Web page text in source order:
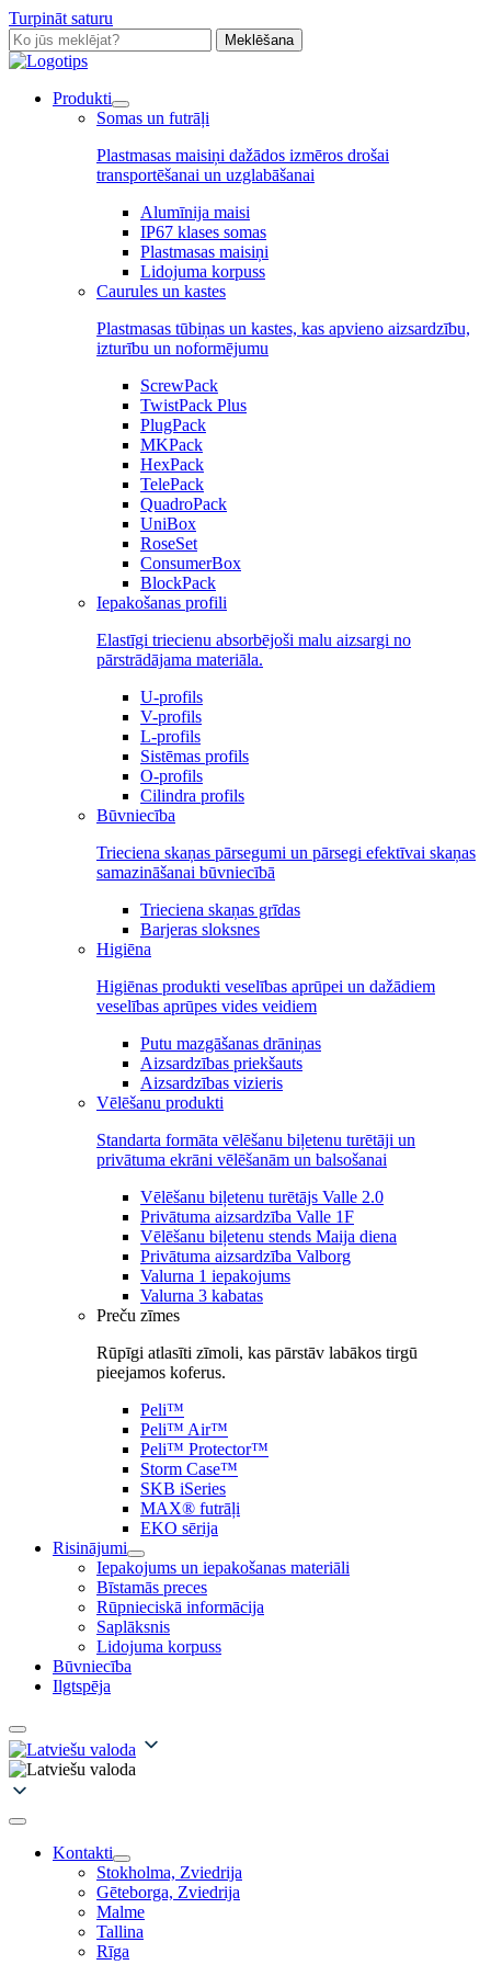
Turpināt saturu
Meklēšana
Produkti
Somas un futrāļi
Plastmasas maisiņi dažādos izmēros drošai
transportēšanai un uzglabāšanai
Alumīnija maisi
IP67 klases somas
Plastmasas maisiņi
Lidojuma korpuss
Caurules un kastes
Plastmasas tūbiņas un kastes, kas apvieno aizsardzību,
izturību un noformējumu
ScrewPack
TwistPack Plus
PlugPack
MKPack
HexPack
TelePack
QuadroPack
UniBox
RoseSet
ConsumerBox
BlockPack
Iepakošanas profili
Elastīgi triecienu absorbējoši malu aizsargi no
pārstrādājama materiāla.
U-profils
V-profils
L-profils
Sistēmas profils
O-profils
Cilindra profils
Būvniecība
Trieciena skaņas pārsegumi un pārsegi efektīvai skaņas
samazināšanai būvniecībā
Trieciena skaņas grīdas
Barjeras sloksnes
Higiēna
Higiēnas produkti veselības aprūpei un dažādiem
veselības aprūpes vides veidiem
Putu mazgāšanas drāniņas
Aizsardzības priekšauts
Aizsardzības vizieris
Vēlēšanu produkti
Standarta formāta vēlēšanu biļetenu turētāji un
privātuma ekrāni vēlēšanām un balsošanai
Vēlēšanu biļetenu turētājs Valle 2.0
Privātuma aizsardzība Valle 1F
Vēlēšanu biļetenu stends Maija diena
Privātuma aizsardzība Valborg
Valurna 1 iepakojums
Valurna 3 kabatas
Preču zīmes
Rūpīgi atlasīti zīmoli, kas pārstāv labākos tirgū
pieejamos koferus.
Peli™
Peli™ Air™
Peli™ Protector™
Storm Case™
SKB iSeries
MAX® futrāļi
EKO sērija
Risinājumi
Iepakojums un iepakošanas materiāli
Bīstamās preces
Rūpnieciskā informācija
Saplāksnis
Lidojuma korpuss
Būvniecība
Ilgtspēja
Kontakti
Stokholma, Zviedrija
Gēteborga, Zviedrija
Malme
Tallina
Rīga